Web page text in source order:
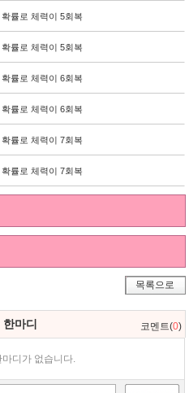
률로 체력이 5회복
률로 체력이 5회복
률로 체력이 6회복
률로 체력이 6회복
률로 체력이 7회복
률로 체력이 7회복
목록으로
마디 코멘트(0)
디가 없습니다.